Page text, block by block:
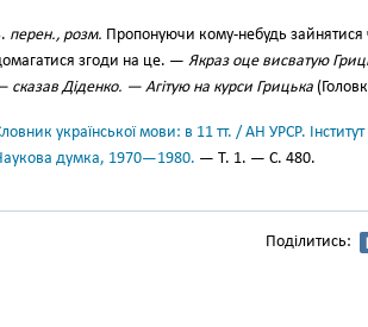
перен., розм. Пропонуючи кому-небудь зайнятися
згоди на це. — Якраз оце висватую
сказав Діденко. — Агітую на курси Грицька
української мови: в 11 тт. / АН УРСР.
думка, 1970—1980. — Т. 1. — С. 480.
Поділитись: